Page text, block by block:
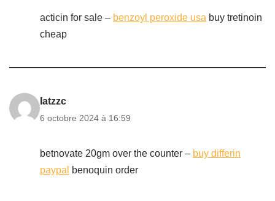
acticin for sale – benzoyl peroxide usa buy tretinoin
cheap
Iatzzc
6 octobre 2024 à 16:59
betnovate 20gm over the counter – buy differin
paypal
benoquin order